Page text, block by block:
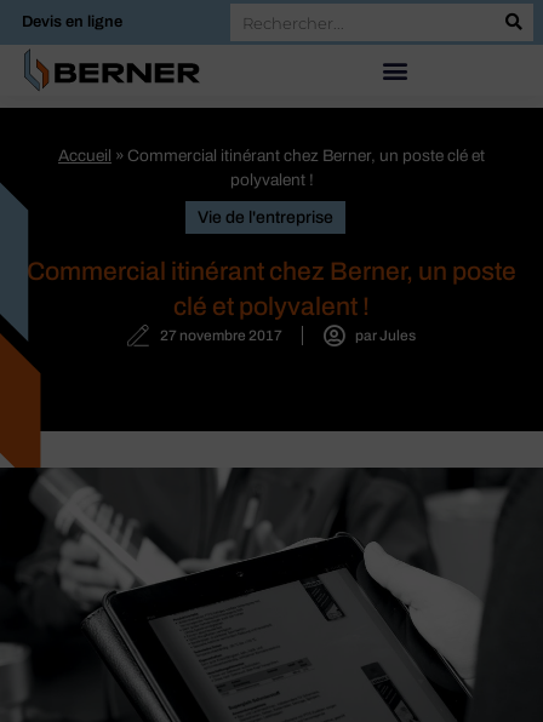
Devis en ligne
Accueil » Commercial itinérant chez Berner, un poste clé et
polyvalent !
Vie de l'entreprise
Commercial itinérant chez Berner, un poste
clé et polyvalent !
27 novembre 2017 parJules